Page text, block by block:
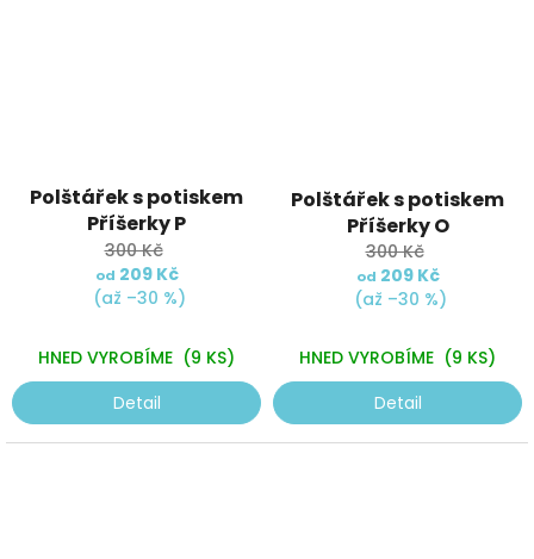
Polštářek s potiskem
Příšerky P
300 Kč
od 209 Kč
(až –30 %)
HNED VYROBÍME (9 KS)
Detail
hodnocení
produktu
je
5,0
z
hvězdiček.
Polštářek s potiskem
Příšerky O
300 Kč
od 209 Kč
(až –30 %)
HNED VYROBÍME (9 KS)
Detail